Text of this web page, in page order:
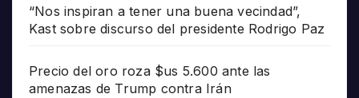
“Nos inspiran a tener una buena vecindad”,
Kast sobre discurso del presidente Rodrigo Paz
Precio del oro roza $us 5.600 ante las
amenazas de Trump contra Irán